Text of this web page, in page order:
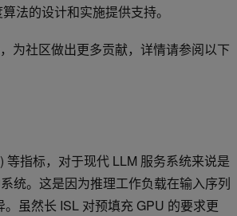
法的设计和实施提供支持。
为社区做出更多贡献，详情请参阅以下
指标，对于现代 LLM 服务系统来说是
统。这是因为推理工作负载在输入序列
虽然长 ISL 对预填充 GPU 的要求更